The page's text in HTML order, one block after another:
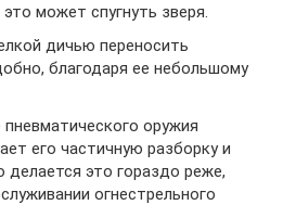
может спугнуть зверя.
дичью переносить
благодаря ее небольшому
оружия
его частичную разборку и
делается это гораздо реже,
огнестрельного